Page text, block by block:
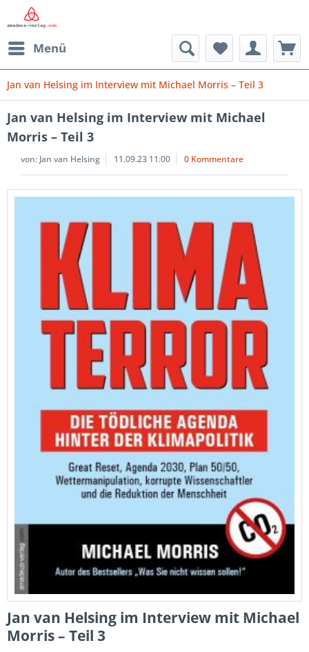
Menü
Jan van Helsing im Interview mit Michael Morris – Teil 3
Jan van Helsing im Interview mit Michael
Morris – Teil 3
von: Jan van Helsing 11.09.23 11:00 0 Kommentare
Jan van Helsing im Interview mit Michael
Morris – Teil 3